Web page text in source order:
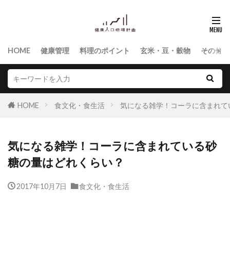
HOME 健康管理 料理のポイント 玄米・豆・穀物 その他
HOME 食文化・食生活 気になる雑学！コーラに含まれ
気になる雑学！コーラに含まれている砂
糖の量はどれくらい？
2017年10月7日 食文化・食生活